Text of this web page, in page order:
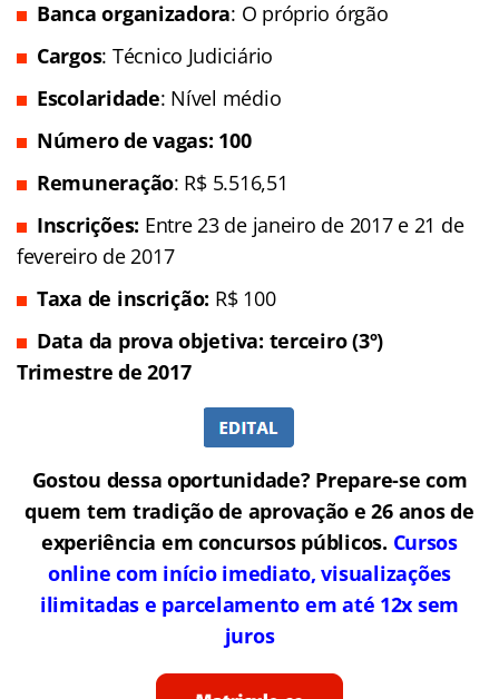
Banca organizadora: O próprio órgão
Cargos: Técnico Judiciário
Escolaridade: Nível médio
Número de vagas: 100
Remuneração: R$ 5.516,51
Inscrições: Entre 23 de janeiro de 2017 e 21 de
fevereiro de 2017
Taxa de inscrição: R$ 100
Data da prova objetiva: terceiro (3º)
Trimestre de 2017
Gostou dessa oportunidade? Prepare-se com
quem tem tradição de aprovação e 26 anos de
experiência em concursos públicos. Cursos
online com início imediato, visualizações
ilimitadas e parcelamento em até 12x sem
juros